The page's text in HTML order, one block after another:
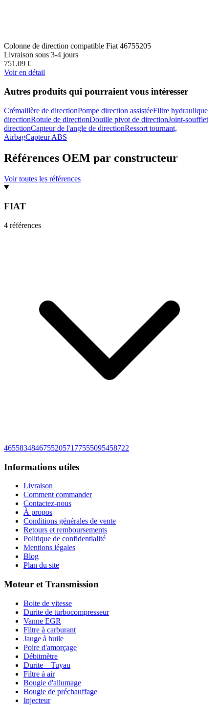
Colonne de direction compatible Fiat 46755205
Livraison sous 3-4 jours
751.09 €
Voir en détail
Autres produits qui pourraient vous intéresser
Crémaillère de directionPompe direction assistéeFiltre hydraulique
directionRotule de directionDouille pivot de directionJoint-soufflet
directionCapteur de l'angle de directionRessort tournant,
AirbagCapteur ABS
Références OEM par constructeur
Voir toutes les références
FIAT
4 références
46558348467552057177555095458722
Informations utiles
Livraison
Comment commander
Contactez-nous
À propos
Conditions générales de vente
Retours et remboursements
Politique de confidentialité
Mentions légales
Blog
Plan du site
Moteur et Transmission
Boite de vitesse
Durite de turbocompresseur
Vanne EGR
Filtre à carburant
Jauge à huile
Poire d'amorçage
Débitmètre
Durite – Tuyau
Filtre à air
Bougie d'allumage
Bougie de préchauffage
Injecteur